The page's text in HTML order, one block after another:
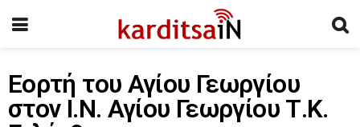
Εορτή του Αγίου Γεωργίου
στον Ι.Ν. Αγίου Γεωργίου Τ.Κ.